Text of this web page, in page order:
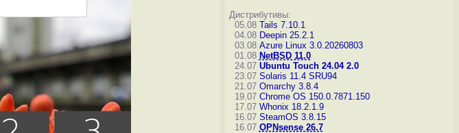
Дистрибутивы:
05.08 Tails 7.10.1
04.08 Deepin 25.2.1
03.08 Azure Linux 3.0.20260803
01.08 NetBSD 11.0
24.07 Ubuntu Touch 24.04 2.0
23.07 Solaris 11.4 SRU94
21.07 Omarchy 3.8.4
19.07 Chrome OS 150.0.7871.150
17.07 Whonix 18.2.1.9
16.07 SteamOS 3.8.15
16.07 OPNsense 26.7